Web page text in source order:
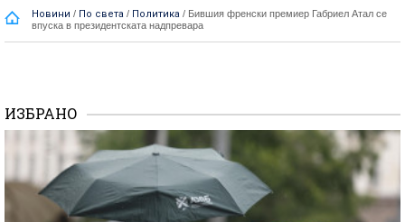
Новини / По света / Политика / Бившия френски премиер Габриел Атал се
впуска в президентската надпревара
ИЗБРАНО